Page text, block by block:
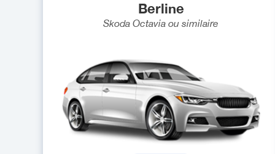
Berline
Skoda Octavia ou similaire